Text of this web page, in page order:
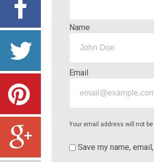
Name
Email
Your email address will not be
Save my name,